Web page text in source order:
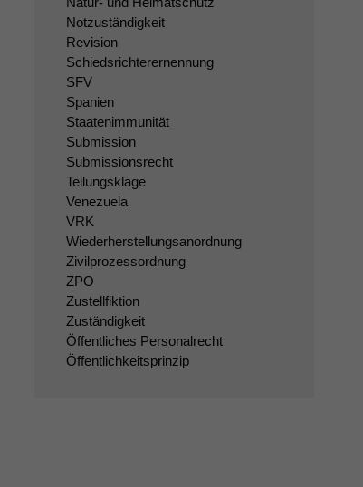
Notzuständigkeit
Revision
Schiedsrichterernennung
SFV
Spanien
Staatenimmunität
Submission
Submissionsrecht
Teilungsklage
Venezuela
VRK
Wiederherstellungsanordnung
Zivilprozessordnung
ZPO
Zustellfiktion
Zuständigkeit
Öffentliches Personalrecht
Öffentlichkeitsprinzip